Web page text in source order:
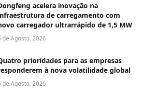
acelera inovação na
de carregamento com
carregador ultrarrápido de 1,5 MW
de Agosto, 2026
prioridades para as empresas
à nova volatilidade global
de Agosto, 2026